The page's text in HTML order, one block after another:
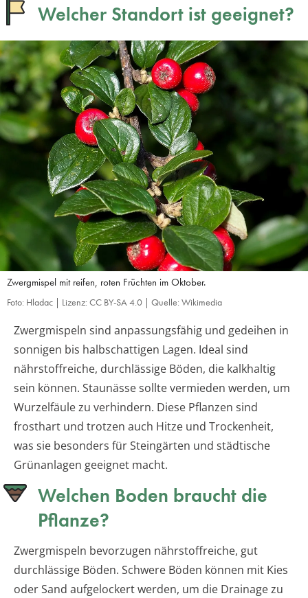
Welcher Standort ist geeignet?
Zwergmispel mit reifen, roten Früchten im Oktober.
Foto: Hladac | Lizenz: CC BY-SA 4.0 | Quelle: Wikimedia
Zwergmispeln sind anpassungsfähig und gedeihen in
sonnigen bis halbschattigen Lagen. Ideal sind
nährstoffreiche, durchlässige Böden, die kalkhaltig
sein können. Staunässe sollte vermieden werden, um
Wurzelfäule zu verhindern. Diese Pflanzen sind
frosthart und trotzen auch Hitze und Trockenheit,
was sie besonders für Steingärten und städtische
Grünanlagen geeignet macht.
Welchen Boden braucht die
Pflanze?
Zwergmispeln bevorzugen nährstoffreiche, gut
durchlässige Böden. Schwere Böden können mit Kies
oder Sand aufgelockert werden, um die Drainage zu